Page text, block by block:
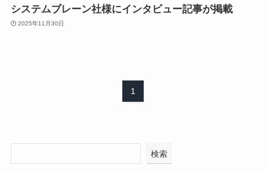
システムブレーン社様にインタビュー記事が掲載
2025年11月30日
1
検索